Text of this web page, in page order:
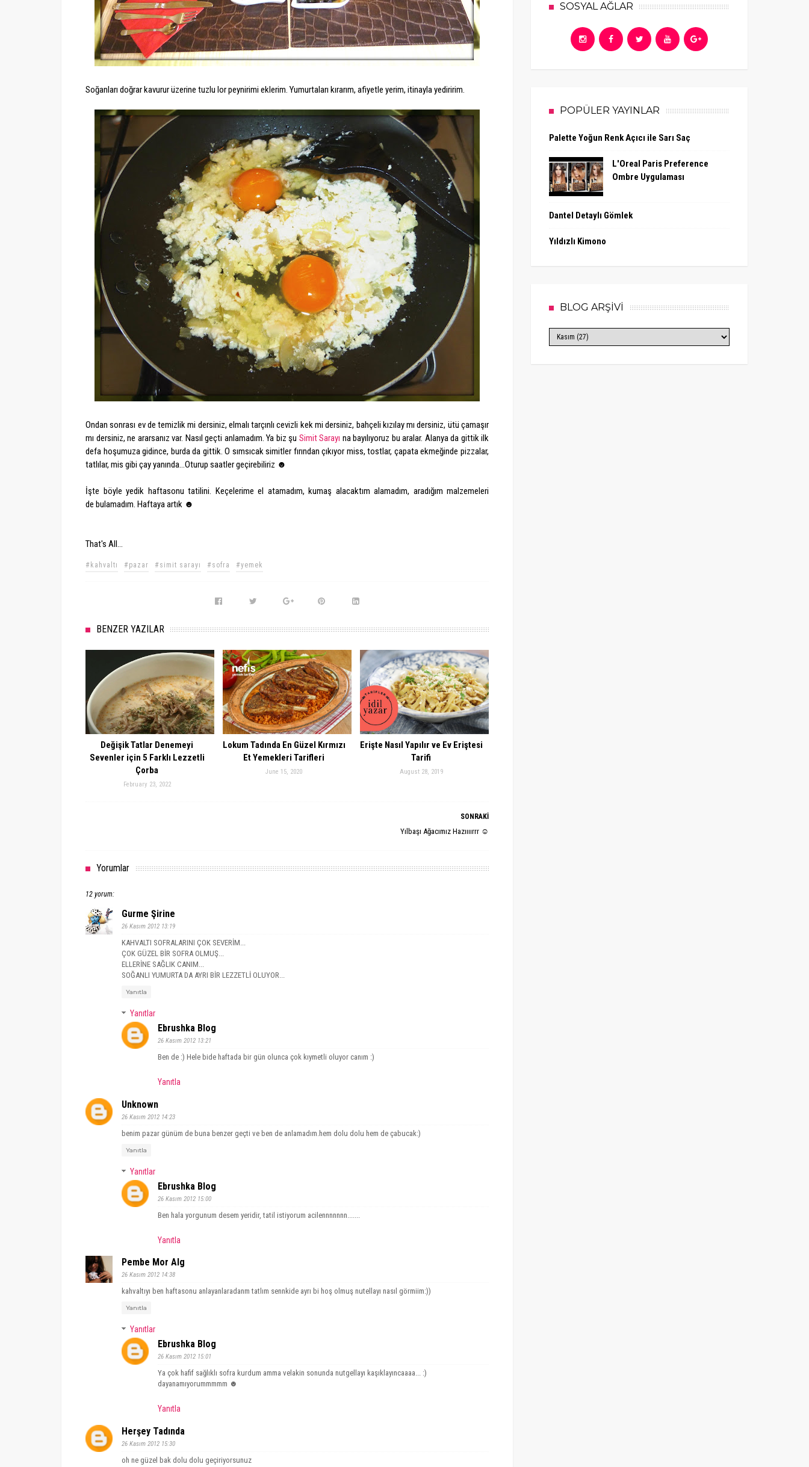
Soğanları doğrar kavurur üzerine tuzlu lor peynirimi eklerim. Yumurtaları kırarım, afiyetle yerim, itinayla yediririm.
Ondan sonrası ev de temizlik mi dersiniz, elmalı tarçınlı cevizli kek mi dersiniz, bahçeli kızılay mı dersiniz, ütü çamaşır
mı dersiniz, ne ararsanız var. Nasıl geçti anlamadım. Ya biz şu Simit Sarayı na bayılıyoruz bu aralar. Alanya da gittik ilk
defa hoşumuza gidince, burda da gittik. O sımsıcak simitler fırından çıkıyor miss, tostlar, çapata ekmeğinde pizzalar,
tatlılar, mis gibi çay yanında...Oturup saatler geçirebiliriz ☻
İşte böyle yedik haftasonu tatilini. Keçelerime el atamadım, kumaş alacaktım alamadım, aradığım malzemeleri
de bulamadım. Haftaya artık ☻
That's All...
#kahvaltı #pazar #simit sarayı #sofra #yemek
BENZER YAZILAR
Değişik Tatlar Denemeyi
Sevenler için 5 Farklı Lezzetli
Çorba
February 23, 2022
Lokum Tadında En Güzel Kırmızı
Et Yemekleri Tarifleri
June 15, 2020
Erişte Nasıl Yapılır ve Ev Eriştesi
Tarifi
August 28, 2019
SONRAKİ
Yılbaşı Ağacımız Hazıııırrr ☺
Yorumlar
12 yorum:
Gurme Şirine
26 Kasım 2012 13:19
KAHVALTI SOFRALARINI ÇOK SEVERİM...
ÇOK GÜZEL BİR SOFRA OLMUŞ...
ELLERİNE SAĞLIK CANIM...
SOĞANLI YUMURTA DA AYRI BİR LEZZETLİ OLUYOR...
Yanıtla
Yanıtlar
Ebrushka Blog
26 Kasım 2012 13:21
Ben de :) Hele bide haftada bir gün olunca çok kıymetli oluyor canım :)
Yanıtla
Unknown
26 Kasım 2012 14:23
benim pazar günüm de buna benzer geçti ve ben de anlamadım.hem dolu dolu hem de çabucak:)
Yanıtla
Yanıtlar
Ebrushka Blog
26 Kasım 2012 15:00
Ben hala yorgunum desem yeridir, tatil istiyorum acilennnnnnn.......
Yanıtla
Pembe Mor Alg
26 Kasım 2012 14:38
kahvaltıyı ben haftasonu anlayanlaradanm tatlım sennkide ayrı bi hoş olmuş nutellayı nasıl görmiim:))
Yanıtla
Yanıtlar
Ebrushka Blog
26 Kasım 2012 15:01
Ya çok hafif sağlıklı sofra kurdum amma velakin sonunda nutgellayı kaşıklayıncaaaa... :)
dayanamıyorummmmm ☻
Yanıtla
Herşey Tadında
26 Kasım 2012 15:30
oh ne güzel bak dolu dolu geçiriyorsunuz
SOSYAL AĞLAR
POPÜLER YAYINLAR
Palette Yoğun Renk Açıcı ile Sarı Saç
L'Oreal Paris Preference
Ombre Uygulaması
Dantel Detaylı Gömlek
Yıldızlı Kimono
BLOG ARŞİVİ